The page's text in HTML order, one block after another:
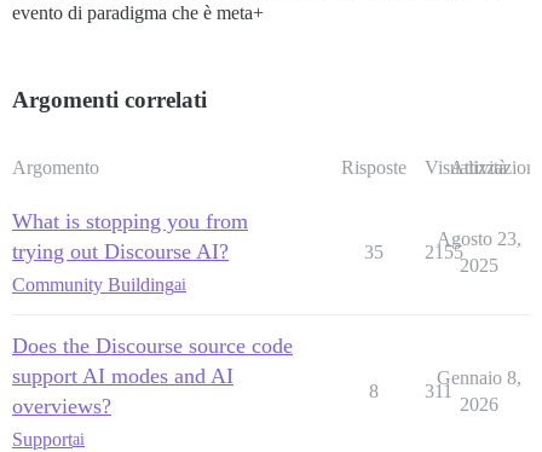
evento di paradigma che è meta+
Argomenti correlati
Argomento Risposte Visualizzazioni
Attività
What is stopping you from
trying out Discourse AI?
Community Buildingai
35 2155
Agosto 23,
2025
Does the Discourse source code
support AI modes and AI
overviews?
Supportai
8 311
Gennaio 8,
2026